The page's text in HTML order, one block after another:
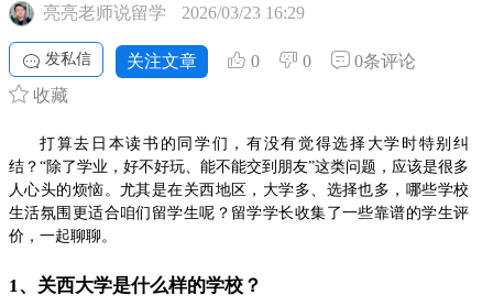
亮亮老师说留学 2026/03/23 16:29
发私信 关注文章 0 0
0条评论
收藏
打算去日本读书的同学们，有没有觉得选择大学时特别纠
结？“除了学业，好不好玩、能不能交到朋友”这类问题，应该是很多
人心头的烦恼。尤其是在关西地区，大学多、选择也多，哪些学校
生活氛围更适合咱们留学生呢？留学学长收集了一些靠谱的学生评
价，一起聊聊。
1、关西大学是什么样的学校？